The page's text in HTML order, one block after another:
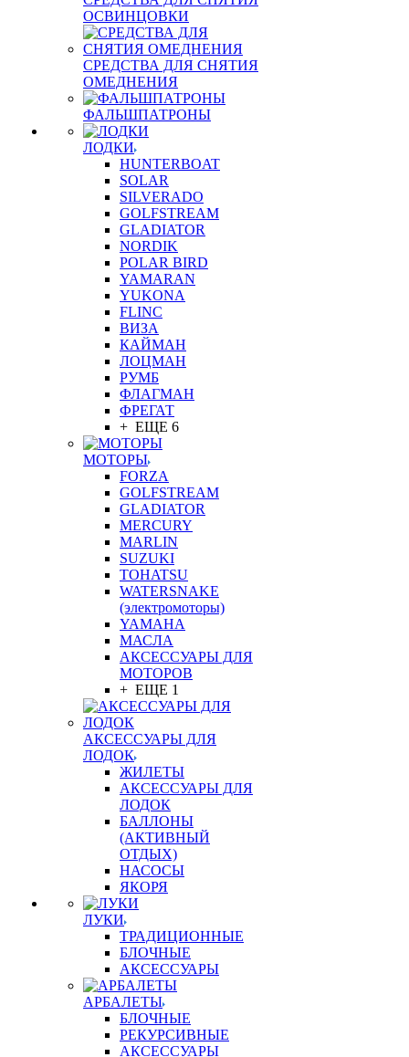
ОСВИНЦОВКИ
СРЕДСТВА ДЛЯ СНЯТИЯ
ОМЕДНЕНИЯ
ФАЛЬШПАТРОНЫ
ЛОДКИ
HUNTERBOAT
SOLAR
SILVERADO
GOLFSTREAM
GLADIATOR
NORDIK
POLAR BIRD
YAMARAN
YUKONA
FLINC
ВИЗА
КАЙМАН
ЛОЦМАН
РУМБ
ФЛАГМАН
ФРЕГАТ
+ ЕЩЕ 6
МОТОРЫ
FORZA
GOLFSTREAM
GLADIATOR
MERCURY
MARLIN
SUZUKI
TOHATSU
WATERSNAKE
(электромоторы)
YAMAHA
МАСЛА
АКСЕССУАРЫ ДЛЯ
МОТОРОВ
+ ЕЩЕ 1
АКСЕССУАРЫ ДЛЯ
ЛОДОК
ЖИЛЕТЫ
АКСЕССУАРЫ ДЛЯ
ЛОДОК
БАЛЛОНЫ
(АКТИВНЫЙ
ОТДЫХ)
НАСОСЫ
ЯКОРЯ
ЛУКИ
ТРАДИЦИОННЫЕ
БЛОЧНЫЕ
АКСЕССУАРЫ
АРБАЛЕТЫ
БЛОЧНЫЕ
РЕКУРСИВНЫЕ
АКСЕССУАРЫ